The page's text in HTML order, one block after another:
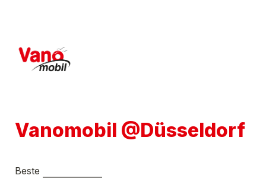
Vanomobil @Düsseldorf
Beste